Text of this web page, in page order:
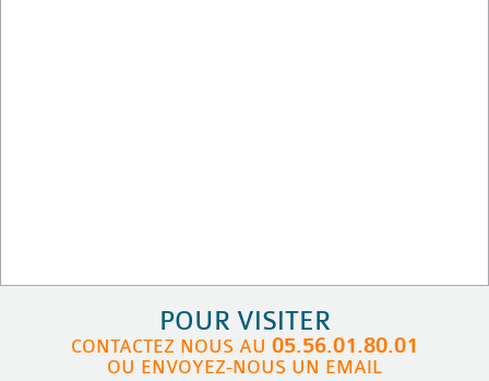
POUR VISITER
CONTACTEZ NOUS AU 05.56.01.80.01
OU ENVOYEZ-NOUS UN EMAIL